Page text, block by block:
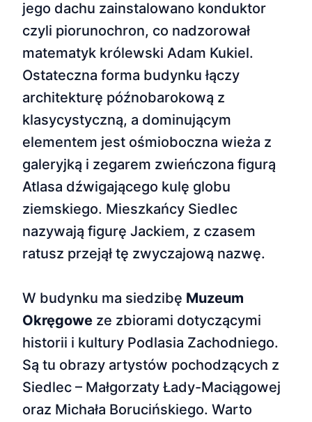
jego dachu zainstalowano konduktor
czyli piorunochron, co nadzorował
matematyk królewski Adam Kukiel.
Ostateczna forma budynku łączy
architekturę późnobarokową z
klasycystyczną, a dominującym
elementem jest ośmioboczna wieża z
galeryjką i zegarem zwieńczona figurą
Atlasa dźwigającego kulę globu
ziemskiego. Mieszkańcy Siedlec
nazywają figurę Jackiem, z czasem
ratusz przejął tę zwyczajową nazwę.
W budynku ma siedzibę Muzeum
Okręgowe ze zbiorami dotyczącymi
historii i kultury Podlasia Zachodniego.
Są tu obrazy artystów pochodzących z
Siedlec – Małgorzaty Łady-Maciągowej
oraz Michała Borucińskiego. Warto